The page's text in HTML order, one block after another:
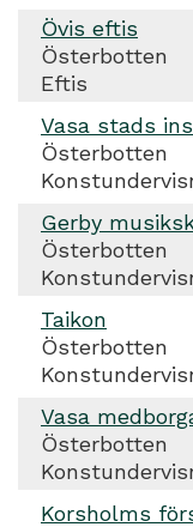
Övis eftis
Österbotten
Eftis
Vasa stads
Österbotten
Gerby
Österbotten
Taikon
Österbotten
Vasa
Österbotten
Korsholms